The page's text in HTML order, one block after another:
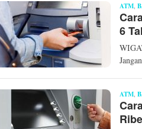
ATM
6
ATM